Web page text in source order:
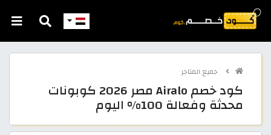
جميع المتاجر
كود خصم Airalo مصر 2026 كوبونات
محدثة وفعالة 100% اليوم